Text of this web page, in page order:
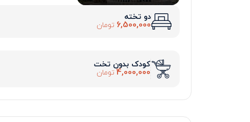
دو تخته
6,500,000 تومان
کودک بدون تخت
4,000,000 تومان